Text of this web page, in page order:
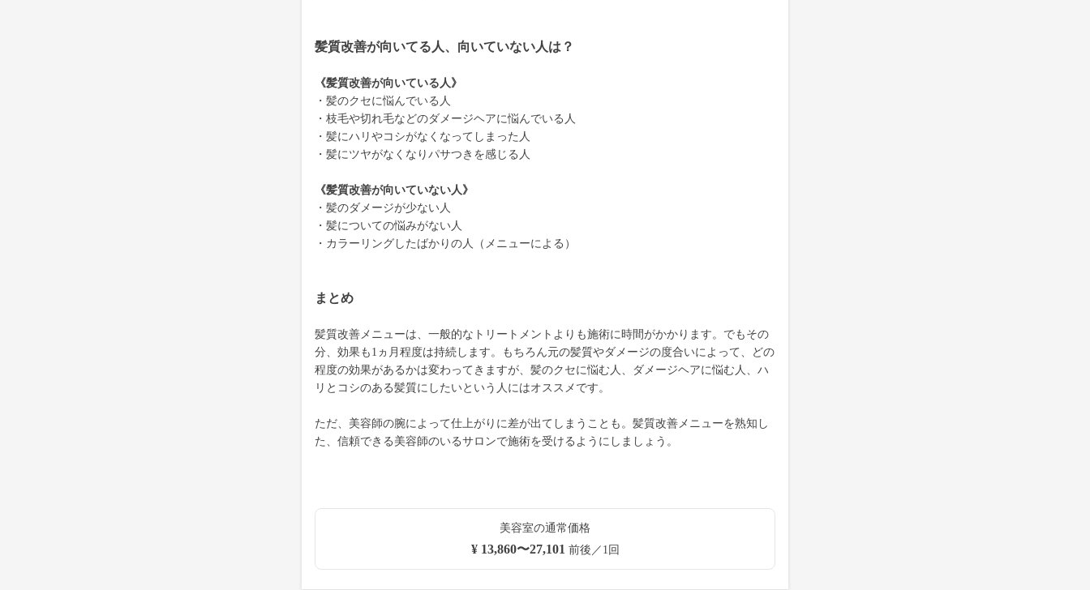
髪質改善が向いてる人、向いていない人は？
《髪質改善が向いている人》
・髪のクセに悩んでいる人
・枝毛や切れ毛などのダメージヘアに悩んでいる人
・髪にハリやコシがなくなってしまった人
・髪にツヤがなくなりパサつきを感じる人
《髪質改善が向いていない人》
・髪のダメージが少ない人
・髪についての悩みがない人
・カラーリングしたばかりの人（メニューによる）
まとめ
髪質改善メニューは、一般的なトリートメントよりも施術に時間がかかります。でもその
分、効果も1ヵ月程度は持続します。もちろん元の髪質やダメージの度合いによって、どの
程度の効果があるかは変わってきますが、髪のクセに悩む人、ダメージヘアに悩む人、ハ
リとコシのある髪質にしたいという人にはオススメです。
ただ、美容師の腕によって仕上がりに差が出てしまうことも。髪質改善メニューを熟知し
た、信頼できる美容師のいるサロンで施術を受けるようにしましょう。
美容室の通常価格
¥ 13,860〜27,101 前後／1回